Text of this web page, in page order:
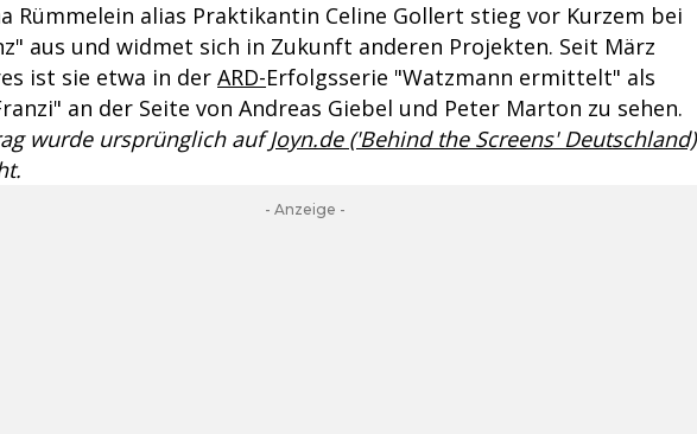
Rümmelein alias Praktikantin Celine Gollert stieg vor Kurzem bei
aus und widmet sich in Zukunft anderen Projekten. Seit März
ist sie etwa in der ARD-Erfolgsserie "Watzmann ermittelt" als
an der Seite von Andreas Giebel und Peter Marton zu sehen.
wurde ursprünglich aufJoyn.de ('Behind the Screens' Deutschland)
- Anzeige -